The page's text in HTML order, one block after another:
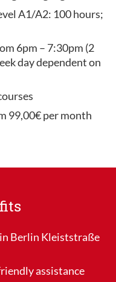
A1/A2: 100 hours;
6pm – 7:30pm (2
day dependent on
99,00€ per month
Berlin Kleiststraße
assistance